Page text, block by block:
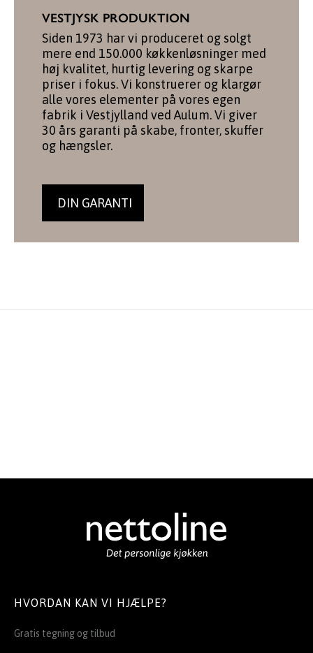
VESTJYSK PRODUKTION
Siden 1973 har vi produceret og solgt
mere end 150.000 køkkenløsninger med
høj kvalitet, hurtig levering og skarpe
priser i fokus. Vi konstruerer og klargør
alle vores elementer på vores egen
fabrik i Vestjylland ved Aulum. Vi giver
30 års garanti på skabe, fronter, skuffer
og hængsler.
DIN GARANTI
HVORDAN KAN VI HJÆLPE?
Gratis tegning og tilbud